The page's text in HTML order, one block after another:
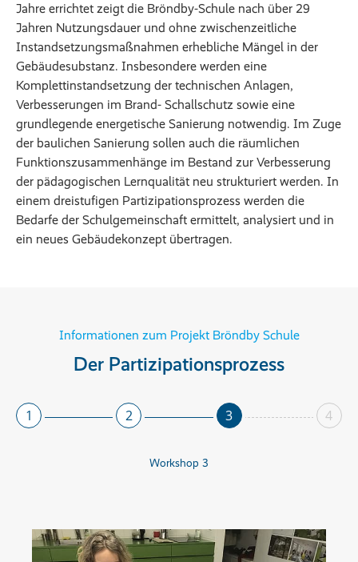
Jahre errichtet zeigt die Bröndby-Schule nach über 29
Jahren Nutzungsdauer und ohne zwischenzeitliche
Instandsetzungsmaßnahmen erhebliche Mängel in der
Gebäudesubstanz. Insbesondere werden eine
Komplettinstandsetzung der technischen Anlagen,
Verbesserungen im Brand- Schallschutz sowie eine
grundlegende energetische Sanierung notwendig. Im Zuge
der baulichen Sanierung sollen auch die räumlichen
Funktionszusammenhänge im Bestand zur Verbesserung
der pädagogischen Lernqualität neu strukturiert werden. In
einem dreistufigen Partizipationsprozess werden die
Bedarfe der Schulgemeinschaft ermittelt, analysiert und in
ein neues Gebäudekonzept übertragen.
Informationen zum Projekt Bröndby Schule
Der Partizipationsprozess
1 2 3 4
Workshop 3